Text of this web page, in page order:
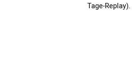
Tage-Replay).